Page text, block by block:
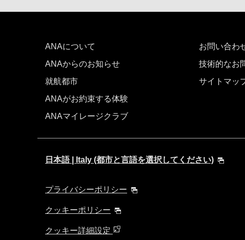
ANAについて
ANAからのお知らせ
就航都市
ANAがお約束する体験
ANAマイレージクラブ
お問い合わ
技術的なお
サイトマッ
日本語 | Italy (都市と言語を選択してください)
プライバシーポリシー
クッキーポリシー
クッキー詳細設定